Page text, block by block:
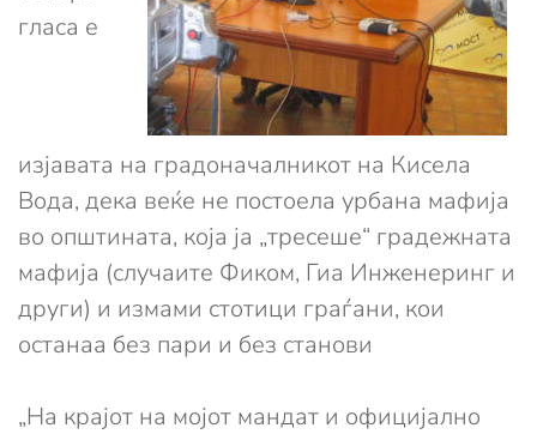
гласа е
изјавата на градоначалникот на Кисела
Вода, дека веќе не постоела урбана мафија
во општината, која ја „тресеше“ градежната
мафија (случаите Фиком, Гиа Инженеринг и
други) и измами стотици граѓани, кои
останаа без пари и без станови
„На крајот на мојот мандат и официјално